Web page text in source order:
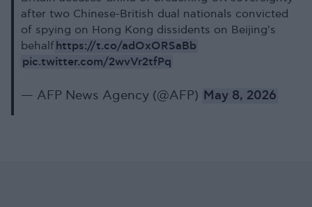
after two Chinese-British dual nationals convicted
of spying on Hong Kong dissidents on Beijing's
behalfhttps://t.co/adOxORSaBb
pic.twitter.com/2wvVr2tfPq
— AFP News Agency (@AFP) May 8, 2026